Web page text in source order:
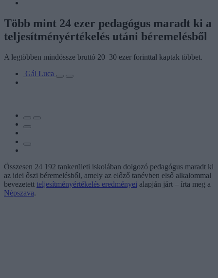
Több mint 24 ezer pedagógus maradt ki a
teljesítményértékelés utáni béremelésből
A legtöbben mindössze bruttó 20–30 ezer forinttal kaptak többet.
Gál Luca
Összesen 24 192 tankerületi iskolában dolgozó pedagógus maradt ki
az idei őszi béremelésből, amely az előző tanévben első alkalommal
bevezetett teljesítményértékelés eredményei alapján járt – írta meg a
Népszava.